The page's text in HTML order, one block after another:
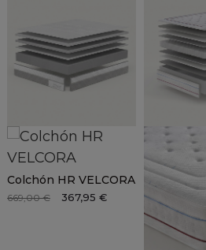
Colchón HR VELCORA
669,00 € 367,95 €